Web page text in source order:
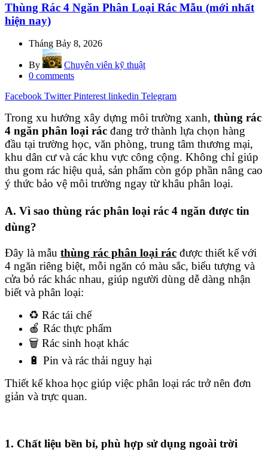
Thùng Rác 4 Ngăn Phân Loại Rác Mẫu (mới nhất
hiện nay)
Tháng Bảy 8, 2026
By
Chuyên viên kỹ thuật
0 comments
Facebook Twitter Pinterest linkedin Telegram
Trong xu hướng xây dựng môi trường xanh, thùng rác
4 ngăn phân loại rác đang trở thành lựa chọn hàng
đầu tại trường học, văn phòng, trung tâm thương mại,
khu dân cư và các khu vực công cộng. Không chỉ giúp
thu gom rác hiệu quả, sản phẩm còn góp phần nâng cao
ý thức bảo vệ môi trường ngay từ khâu phân loại.
A. Vì sao thùng rác phân loại rác 4 ngăn được tin
dùng?
Đây là mẫu thùng rác phân loại rác được thiết kế với
4 ngăn riêng biệt, mỗi ngăn có màu sắc, biểu tượng và
cửa bỏ rác khác nhau, giúp người dùng dễ dàng nhận
biết và phân loại:
♻️ Rác tái chế
🍎 Rác thực phẩm
🗑️ Rác sinh hoạt khác
🔋 Pin và rác thải nguy hại
Thiết kế khoa học giúp việc phân loại rác trở nên đơn
giản và trực quan.
1. Chất liệu bền bỉ, phù hợp sử dụng ngoài trời